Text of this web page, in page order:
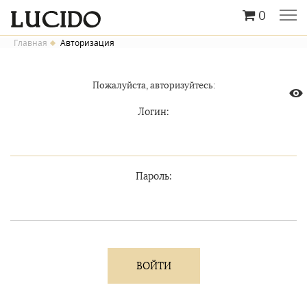
0
Главная Авторизация
Пожалуйста, авторизуйтесь:
Логин:
Пароль: